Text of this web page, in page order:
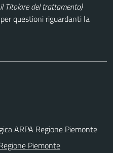
Titolare del trattamento)
per questioni riguardanti la
ARPA Regione Piemonte
Piemonte